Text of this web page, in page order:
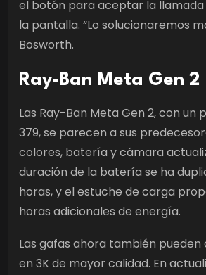
el botón para aceptar la
la pantalla. “Lo solucionaremos
Bosworth.
Ray-Ban Meta Gen 2
Las Ray-Ban Meta Gen 2, con un
379, se parecen a sus
colores, batería y cámara
duración de la batería se ha
horas, y el estuche de carga
horas adicionales de energía.
Las gafas ahora también
en 3K de mayor calidad. En